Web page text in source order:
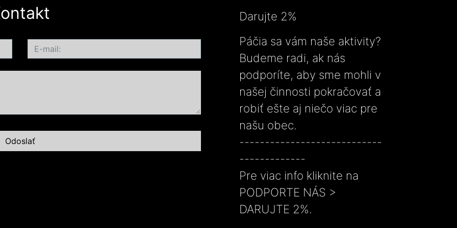
Darujte 2%
Páčia sa vám naše aktivity?
Budeme radi, ak nás
podporíte, aby sme mohli v
našej činnosti pokračovať a
robiť ešte aj niečo viac pre
našu obec.
----------------------------
-------------
Pre viac info kliknite na
PODPORTE NÁS >
DARUJTE 2%.